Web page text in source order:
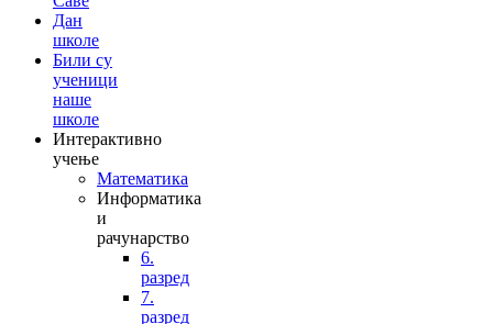
Дан
школе
Били су
ученици
наше
школе
Интерактивно
учење
Математика
Информатика
и
рачунарство
6.
разред
7.
разред